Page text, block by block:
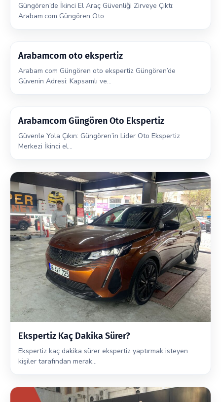
Güngören’de İkinci El Araç Güvenliği Zirveye Çıktı:
Arabam.com Güngören Oto…
Arabamcom oto ekspertiz
Arabam com Güngören oto ekspertiz Güngören’de
Güvenin Adresi: Kapsamlı ve…
Arabamcom Güngören Oto Ekspertiz
Güvenle Yola Çıkın: Güngören’in Lider Oto Ekspertiz
Merkezi İkinci el…
Ekspertiz Kaç Dakika Sürer?
Ekspertiz kaç dakika sürer ekspertiz yaptırmak isteyen
kişiler tarafından merak…